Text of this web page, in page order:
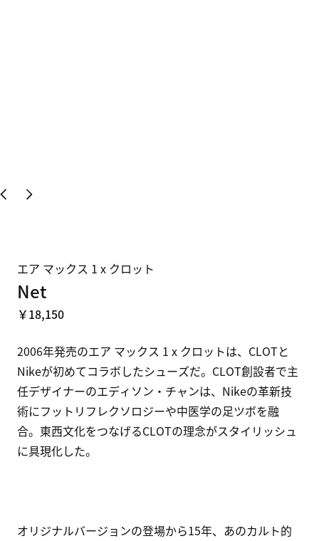
エア マックス 1 x クロット
Net
￥18,150
2006年発売のエア マックス 1 x クロットは、CLOTと
Nikeが初めてコラボしたシューズだ。CLOT創設者で主
任デザイナーのエディソン・チャンは、Nikeの革新技
術にフットリフレクソロジーや中医学の足ツボを融
合。東西文化をつなげるCLOTの理念がスタイリッシュ
に具現化した。
オリジナルバージョンの登場から15年、あのカルト的